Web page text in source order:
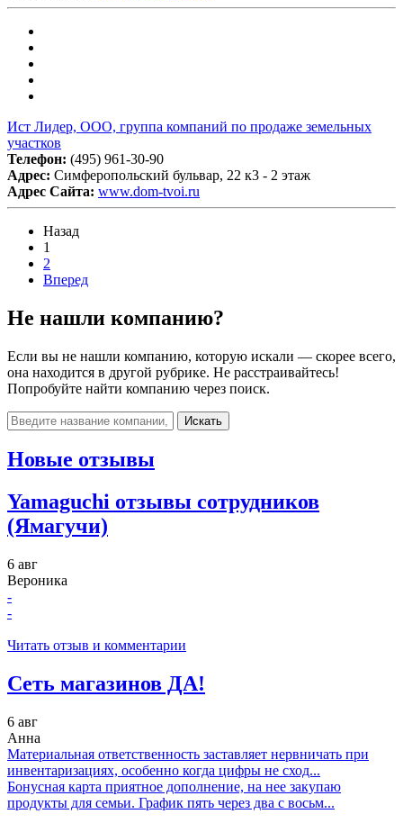
Ист Лидер, ООО, группа компаний по продаже земельных
участков
Телефон: (495) 961-30-90
Адрес: Симферопольский бульвар, 22 к3 - 2 этаж
Адрес Сайта: www.dom-tvoi.ru
Назад
1
2
Вперед
Не нашли компанию?
Если вы не нашли компанию, которую искали — скорее всего,
она находится в другой рубрике. Не расстраивайтесь!
Попробуйте найти компанию через поиск.
Искать
Новые отзывы
Yamaguchi отзывы сотрудников
(Ямагучи)
6 авг
Вероника
-
-
Читать отзыв и комментарии
Сеть магазинов ДА!
6 авг
Анна
Материальная ответственность заставляет нервничать при
инвентаризациях, особенно когда цифры не сход...
Бонусная карта приятное дополнение, на нее закупаю
продукты для семьи. График пять через два с восьм...